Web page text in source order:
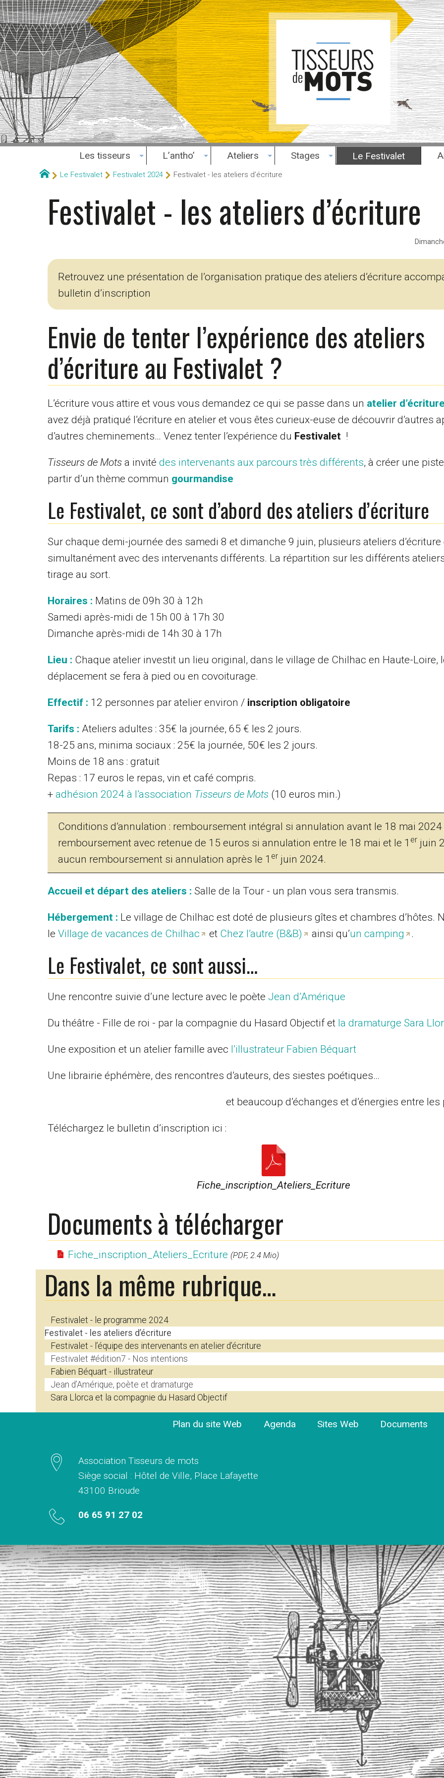
Les tisseurs L’antho’ Ateliers Stages Le Festivalet
Le Festivalet Festivalet 2024 Festivalet - les ateliers d’écriture
Festivalet - les ateliers d’écriture
Retrouvez une présentation de l’organisation pratique des ateliers d’écriture
bulletin d’inscription
Envie de tenter l’expérience des ateliers
d’écriture au Festivalet ?
L’écriture vous attire et vous vous demandez ce qui se passe dans un atelier d’écriture
avez déjà pratiqué l’écriture en atelier et vous êtes curieux-euse de découvrir d’autres
d’autres cheminements… Venez tenter l’expérience du Festivalet !
Tisseurs de Mots a invité des intervenants aux parcours très différents, à créer une
partir d’un thème commun gourmandise
Le Festivalet, ce sont d’abord des ateliers d’écriture
Sur chaque demi-journée des samedi 8 et dimanche 9 juin, plusieurs ateliers d’écriture
simultanément avec des intervenants différents. La répartition sur les différents
tirage au sort.
Horaires : Matins de 09h 30 à 12h
Samedi après-midi de 15h 00 à 17h 30
Dimanche après-midi de 14h 30 à 17h
Lieu : Chaque atelier investit un lieu original, dans le village de Chilhac en Haute-Loire,
déplacement se fera à pied ou en covoiturage.
Effectif : 12 personnes par atelier environ / inscription obligatoire
Tarifs : Ateliers adultes : 35€ la journée, 65 € les 2 jours.
18-25 ans, minima sociaux : 25€ la journée, 50€ les 2 jours.
Moins de 18 ans : gratuit
Repas : 17 euros le repas, vin et café compris.
+ adhésion 2024 à l’association Tisseurs de Mots (10 euros min.)
Conditions d’annulation : remboursement intégral si annulation avant le 18 mai 2024
remboursement avec retenue de 15 euros si annulation entre le 18 mai et le 1 er juin
aucun remboursement si annulation après le 1 er juin 2024.
Accueil et départ des ateliers : Salle de la Tour - un plan vous sera transmis.
Hébergement : Le village de Chilhac est doté de plusieurs gîtes et chambres d’hôtes.
le Village de vacances de Chilhac et Chez l’autre (B&B) ainsi qu’un camping .
Le Festivalet, ce sont aussi…
Une rencontre suivie d’une lecture avec le poète Jean d’Amérique
Du théâtre - Fille de roi - par la compagnie du Hasard Objectif et la dramaturge Sara
Une exposition et un atelier famille avec l’illustrateur Fabien Béquart
Une librairie éphémère, des rencontres d’auteurs, des siestes poétiques…
et beaucoup d’échanges et d’énergies entre
Téléchargez le bulletin d’inscription ici :
Fiche_inscription_Ateliers_Ecriture
Documents à télécharger
Fiche_inscription_Ateliers_Ecriture (PDF, 2.4 Mio)
Dans la même rubrique…
Festivalet - le programme 2024
Festivalet - les ateliers d’écriture
Festivalet - l’équipe des intervenants en atelier d’écriture
Festivalet #édition7 - Nos intentions
Fabien Béquart - illustrateur
Jean d’Amérique, poète et dramaturge
Sara Llorca et la compagnie du Hasard Objectif
Plan du site Web Agenda Sites Web Documents
Association Tisseurs de mots
Siège social : Hôtel de Ville, Place Lafayette
43100 Brioude
06 65 91 27 02